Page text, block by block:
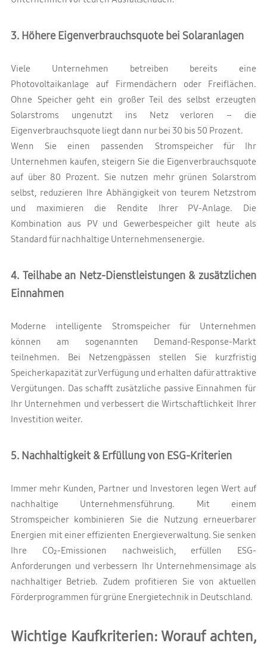
3. Höhere Eigenverbrauchsquote bei Solaranlagen
Viele Unternehmen betreiben bereits eine
Photovoltaikanlage auf Firmendächern oder Freiflächen.
Ohne Speicher geht ein großer Teil des selbst erzeugten
Solarstroms ungenutzt ins Netz verloren – die
Eigenverbrauchsquote liegt dann nur bei 30 bis 50 Prozent.
Wenn Sie einen passenden Stromspeicher für Ihr
Unternehmen kaufen, steigern Sie die Eigenverbrauchsquote
auf über 80 Prozent. Sie nutzen mehr grünen Solarstrom
selbst, reduzieren Ihre Abhängigkeit von teurem Netzstrom
und maximieren die Rendite Ihrer PV-Anlage. Die
Kombination aus PV und Gewerbespeicher gilt heute als
Standard für nachhaltige Unternehmensenergie.
4. Teilhabe an Netz-Dienstleistungen & zusätzlichen
Einnahmen
Moderne intelligente Stromspeicher für Unternehmen
können am sogenannten Demand-Response-Markt
teilnehmen. Bei Netzengpässen stellen Sie kurzfristig
Speicherkapazität zur Verfügung und erhalten dafür attraktive
Vergütungen. Das schafft zusätzliche passive Einnahmen für
Ihr Unternehmen und verbessert die Wirtschaftlichkeit Ihrer
Investition weiter.
5. Nachhaltigkeit & Erfüllung von ESG-Kriterien
Immer mehr Kunden, Partner und Investoren legen Wert auf
nachhaltige Unternehmensführung. Mit einem
Stromspeicher kombinieren Sie die Nutzung erneuerbarer
Energien mit einer effizienten Energieverwaltung. Sie senken
Ihre CO₂-Emissionen nachweislich, erfüllen ESG-
Anforderungen und verbessern Ihr Unternehmensimage als
nachhaltiger Betrieb. Zudem profitieren Sie von aktuellen
Förderprogrammen für grüne Energietechnik in Deutschland.
Wichtige Kaufkriterien: Worauf achten,